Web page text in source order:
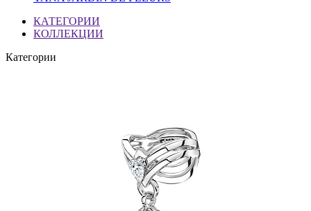
КАТЕГОРИИ
КОЛЛЕКЦИИ
Категории